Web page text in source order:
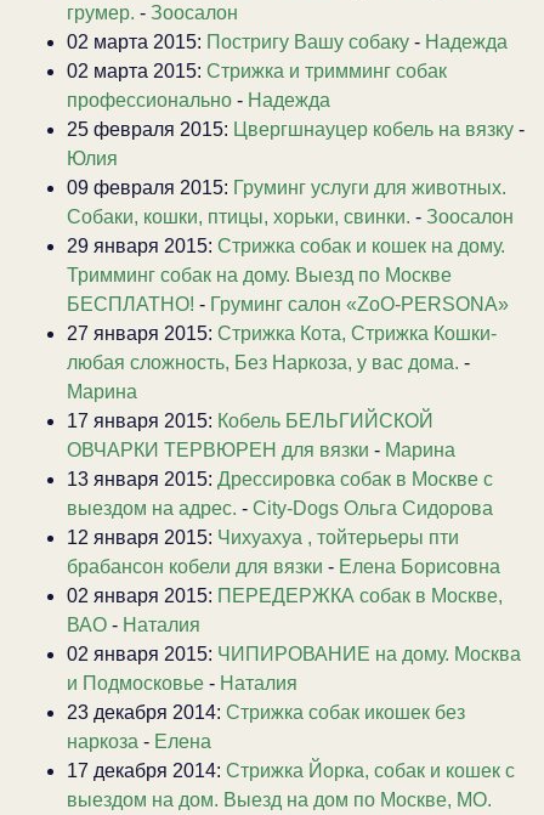
грумер. - Зоосалон
02 марта 2015: Постригу Вашу собаку - Надежда
02 марта 2015: Стрижка и тримминг собак
профессионально - Надежда
25 февраля 2015: Цвергшнауцер кобель на вязку -
Юлия
09 февраля 2015: Груминг услуги для животных.
Собаки, кошки, птицы, хорьки, свинки. - Зоосалон
29 января 2015: Стрижка собак и кошек на дому.
Тримминг собак на дому. Выезд по Москве
БЕСПЛАТНО! - Груминг салон «ZoO-PERSONA»
27 января 2015: Стрижка Кота, Стрижка Кошки-
любая сложность, Без Наркоза, у вас дома. -
Марина
17 января 2015: Кобель БЕЛЬГИЙСКОЙ
ОВЧАРКИ ТЕРВЮРЕН для вязки - Марина
13 января 2015: Дрессировка собак в Москве с
выездом на адрес. - City-Dogs Ольга Сидорова
12 января 2015: Чихуахуа , тойтерьеры пти
брабансон кобели для вязки - Елена Борисовна
02 января 2015: ПЕРЕДЕРЖКА собак в Москве,
ВАО - Наталия
02 января 2015: ЧИПИРОВАНИЕ на дому. Москва
и Подмосковье - Наталия
23 декабря 2014: Стрижка собак икошек без
наркоза - Елена
17 декабря 2014: Стрижка Йорка, собак и кошек с
выездом на дом. Выезд на дом по Москве, МО.